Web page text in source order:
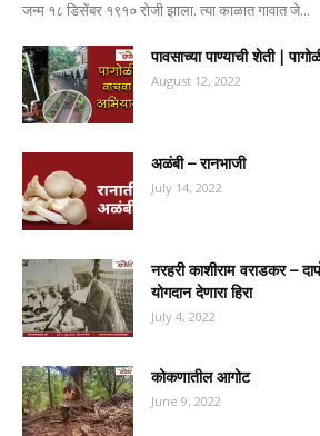
जन्म १८ डिसेंबर १९१० रोजी झाला. त्या काळात गावात जे...
पावसाच्या पाण्याची शेती |
August 12, 2022
अळंबी – रानभाजी
July 14, 2022
नरहरी काशीराम वराडकर –
योगदान देणारा हिरा
July 4, 2022
कोकणातील आगोट
June 9, 2022